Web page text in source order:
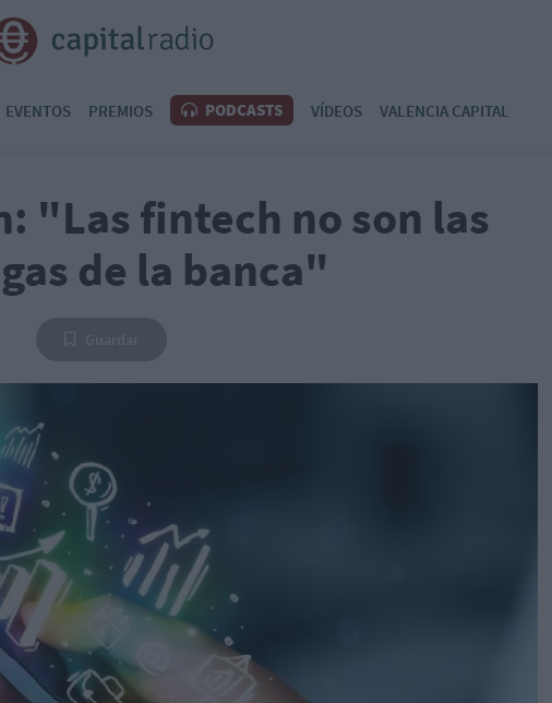
EVENTOS PREMIOS PODCASTS VÍDEOS VALENCIA CAPITAL
"Las fintech no son las
de la banca"